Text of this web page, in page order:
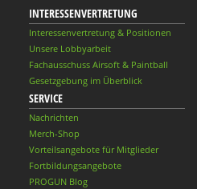
INTERESSENVERTRETUNG
Interessenvertretung & Positionen
Unsere Lobbyarbeit
Fachausschuss Airsoft & Paintball
Gesetzgebung im Überblick
SERVICE
Nachrichten
Merch-Shop
Vorteilsangebote für Mitglieder
Fortbildungsangebote
PROGUN Blog